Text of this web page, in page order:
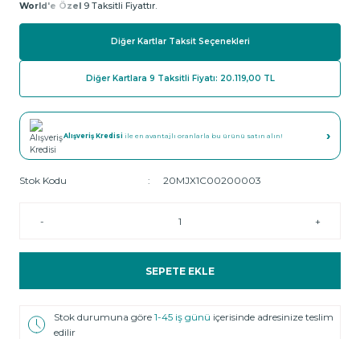
World'e Özel 9 Taksitli Fiyattır.
Diğer Kartlar Taksit Seçenekleri
Diğer Kartlara 9 Taksitli Fiyatı: 20.119,00 TL
Alışveriş Kredisi ile en avantajlı oranlarla bu ürünü satın alın! ›
Stok Kodu 20MJX1C00200003
- +
SEPETE EKLE
Stok durumuna göre1-45 iş günü içerisinde adresinize teslim
edilir